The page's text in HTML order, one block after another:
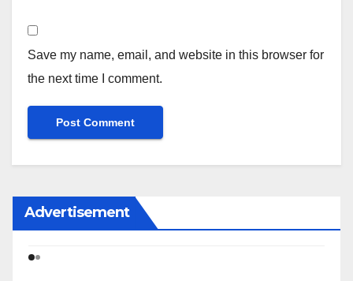
Save my name, email, and website in this browser for
the next time I comment.
Advertisement